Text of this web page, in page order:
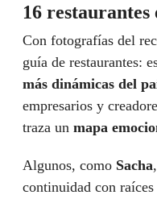
16
Con fotografías del
guía de restaurantes:
más dinámicas del
empresarios y
traza un mapa
Algunos, como Sacha,
continuidad con